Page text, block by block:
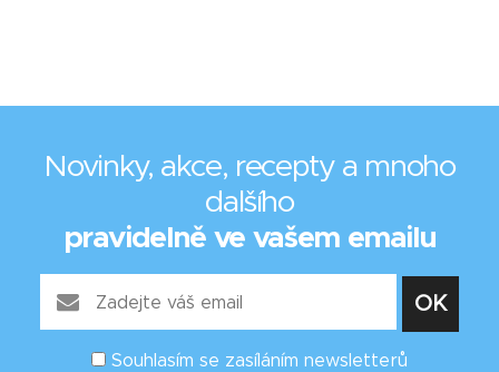
Novinky, akce, recepty a mnoho
dalšího
pravidelně ve vašem emailu
Souhlasím se zasíláním newsletterů